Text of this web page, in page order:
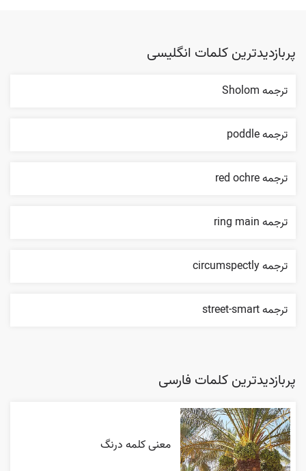
پربازدیدترین کلمات انگلیسی
ترجمه Sholom
ترجمه poddle
ترجمه red ochre
ترجمه ring main
ترجمه circumspectly
ترجمه street-smart
پربازدیدترین کلمات فارسی
معنی کلمه درنگ